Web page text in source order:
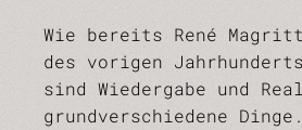
Wie bereits René
des vorigen
sind Wiedergabe und
grundverschiedene